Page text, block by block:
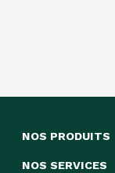
NOS PRODUITS
NOS SERVICES